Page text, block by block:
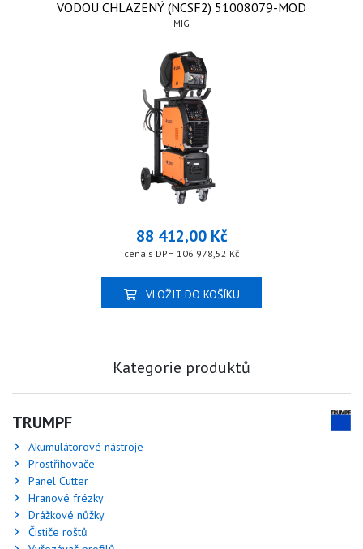
Kategorie produktů
TRUMPF
Akumulátorové nástroje
Prostřihovače
Panel Cutter
Hranové frézky
Drážkové nůžky
Čističe roštů
VODOU CHLAZENÝ (NCSF2) 51008079-MOD
MIG
88 412,00 Kč
cena s DPH 106 978,52 Kč
VLOŽIT DO KOŠÍKU